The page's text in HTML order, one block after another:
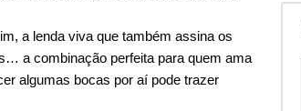
a lenda viva que também assina os
a combinação perfeita para quem ama
algumas bocas por aí pode trazer